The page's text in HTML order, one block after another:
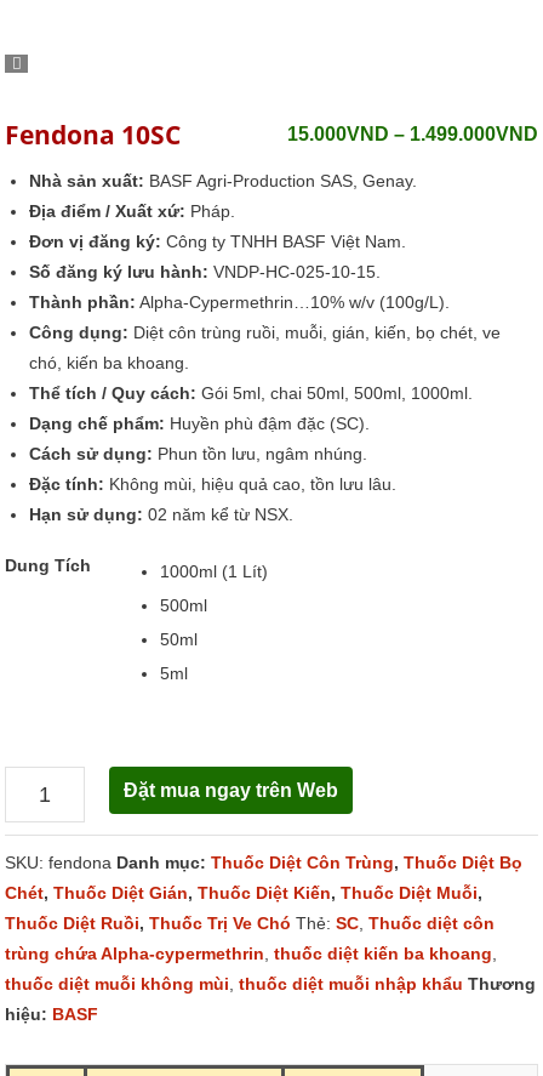
Fendona 10SC 15.000VND – 1.499.000VND
Nhà sản xuất: BASF Agri-Production SAS, Genay.
Địa điểm / Xuất xứ: Pháp.
Đơn vị đăng ký: Công ty TNHH BASF Việt Nam.
Số đăng ký lưu hành: VNDP-HC-025-10-15.
Thành phần: Alpha-Cypermethrin…10% w/v (100g/L).
Công dụng: Diệt côn trùng ruồi, muỗi, gián, kiến, bọ chét, ve
chó, kiến ba khoang.
Thể tích / Quy cách: Gói 5ml, chai 50ml, 500ml, 1000ml.
Dạng chế phẩm: Huyền phù đậm đặc (SC).
Cách sử dụng: Phun tồn lưu, ngâm nhúng.
Đặc tính: Không mùi, hiệu quả cao, tồn lưu lâu.
Hạn sử dụng: 02 năm kể từ NSX.
Dung Tích
1000ml (1 Lít)
500ml
50ml
5ml
10SC
số
lượng
Đặt mua ngay trên Web
SKU:fendona Danh mục:Thuốc Diệt Côn Trùng,Thuốc Diệt Bọ
Chét,Thuốc Diệt Gián,Thuốc Diệt Kiến,Thuốc Diệt Muỗi,
Thuốc Diệt Ruồi,Thuốc Trị Ve Chó Thẻ:SC,Thuốc diệt côn
trùng chứa Alpha-cypermethrin,thuốc diệt kiến ba khoang,
thuốc diệt muỗi không mùi,thuốc diệt muỗi nhập khẩu Thương
hiệu: BASF